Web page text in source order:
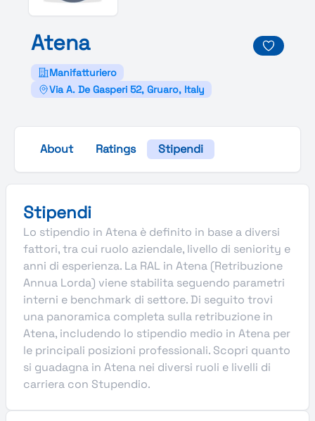
Atena
Manifatturiero
Via A. De Gasperi 52, Gruaro, Italy
About Ratings Stipendi
Stipendi
Lo stipendio in Atena è definito in base a diversi
fattori, tra cui ruolo aziendale, livello di seniority e
anni di esperienza. La RAL in Atena (Retribuzione
Annua Lorda) viene stabilita seguendo parametri
interni e benchmark di settore. Di seguito trovi
una panoramica completa sulla retribuzione in
Atena, includendo lo stipendio medio in Atena per
le principali posizioni professionali. Scopri quanto
si guadagna in Atena nei diversi ruoli e livelli di
carriera con Stupendio.